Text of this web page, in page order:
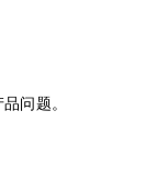
问题。